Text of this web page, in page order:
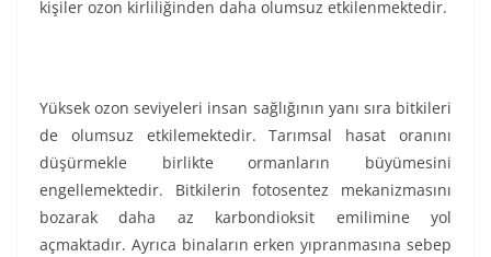
kişiler ozon kirliliğinden daha olumsuz etkilenmektedir.
Yüksek ozon seviyeleri insan sağlığının yanı sıra bitkileri
de olumsuz etkilemektedir. Tarımsal hasat oranını
düşürmekle birlikte ormanların büyümesini
engellemektedir. Bitkilerin fotosentez mekanizmasını
bozarak daha az karbondioksit emilimine yol
açmaktadır. Ayrıca binaların erken yıpranmasına sebep